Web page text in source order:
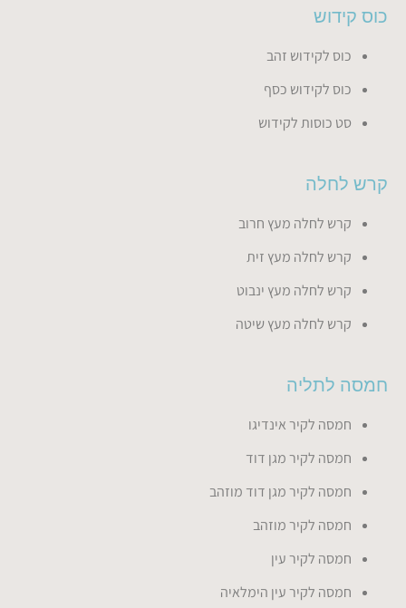
כוס קידוש
כוס לקידוש זהב
כוס לקידוש כסף
סט כוסות לקידוש
קרש לחלה
קרש לחלה מעץ חרוב
קרש לחלה מעץ זית
קרש לחלה מעץ ינבוט
קרש לחלה מעץ שיטה
חמסה לתליה
חמסה לקיר אינדיגו
חמסה לקיר מגן דוד
חמסה לקיר מגן דוד מוזהב
חמסה לקיר מוזהב
חמסה לקיר עין
חמסה לקיר עין הימלאיה